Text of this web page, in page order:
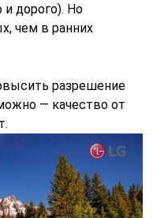
дорого). Но
чем в ранних
разрешение
— качество от